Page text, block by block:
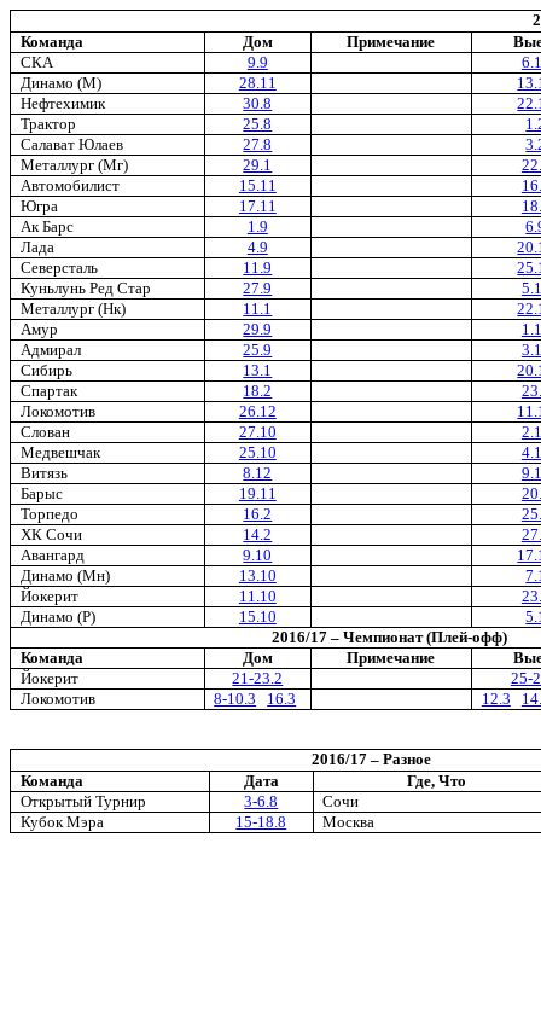
Команда
Дом Примечание
СКА
9.9
Динамо (М)
28.11
Нефтехимик
30.8
Трактор
25.8
Салават Юлаев
27.8
Металлург (Мг)
29.1
Автомобилист
15.11
Югра
17.11
Ак Барс
1.9
Лада
4.9
Северсталь
11.9
Куньлунь Ред Стар
27.9
Металлург (Нк)
11.1
Амур
29.9
Адмирал
25.9
Сибирь
13.1
Спартак
18.2
Локомотив
26.12
Слован
27.10
Медвешчак
25.10
Витязь
8.12
Барыс
19.11
Торпедо
16.2
ХК Сочи
14.2
Авангард
9.10
Динамо (Мн)
13.10
Йокерит
11.10
Динамо (Р)
15.10
2016/17– Чемпионат (Плей-офф)
Команда
Дом Примечание
Йокерит
21-23.2
25-
Локомотив
8-10.3 16.3 12.3
2016/17 – Разное
Команда
Дата
Где, Что
Открытый Турнир
3-6.8
Сочи
Кубок Мэра
15-18.8 Москва